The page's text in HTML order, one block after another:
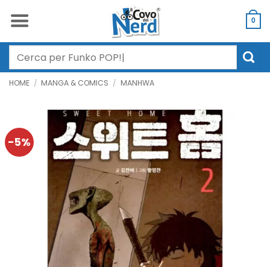
0
Cerca:
HOME / MANGA & COMICS / MANHWA
-5%